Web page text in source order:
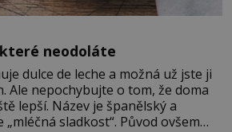
neodoláte
dulce de leche a možná už jste ji
Ale nepochybujte o tom, že doma
lepší. Název je španělský a
sladkost“. Původ ovšem